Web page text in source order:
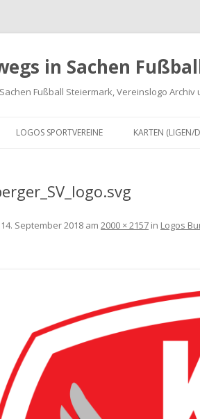
in Sachen
Fußball Steiermark, Vereinslogo Archiv
LOGOS SPORTVEREINE
LOGOS BUNDESLIGA UND ZWEITE
FREUNDSCHAFTSSPIELE
KARTEN (LIGEN/
FUSION VON
N DER
FUSSBALLVEREINE
14. September 2018 am 2000 × 2157 in Logos